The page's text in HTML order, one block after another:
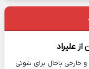
ازعلیراد
خارجی باحال برای شوتی